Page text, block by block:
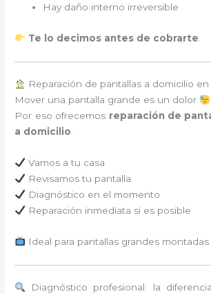
Hay daño interno irreversible
Te lo decimos antes de cobrarte
Reparación de pantallas a domicilio
Mover una pantalla grande es un dolor
Por eso ofrecemos reparación de
a domicilio
Vamos a tu casa
Revisamos tu pantalla
Diagnóstico en el momento
Reparación inmediata si es posible
Ideal para pantallas grandes montadas
Diagnóstico profesional: la